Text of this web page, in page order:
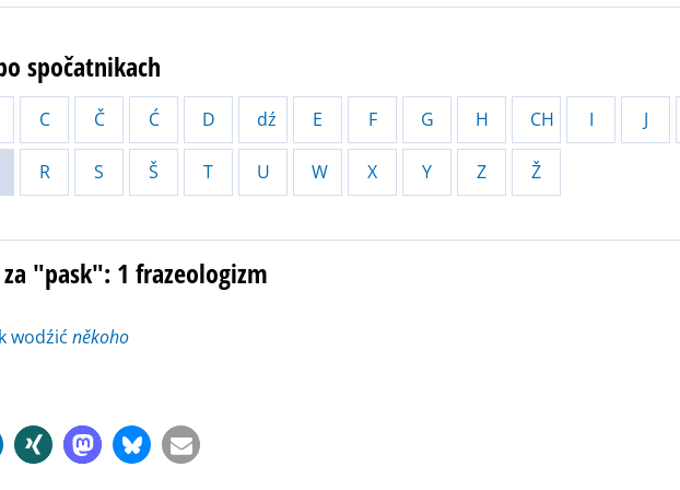
spočatnikach
C Č Ć D dź E F G H CH I J
R S Š T U W X Y Z Ž
"pask": 1 frazeologizm
wodźić někoho